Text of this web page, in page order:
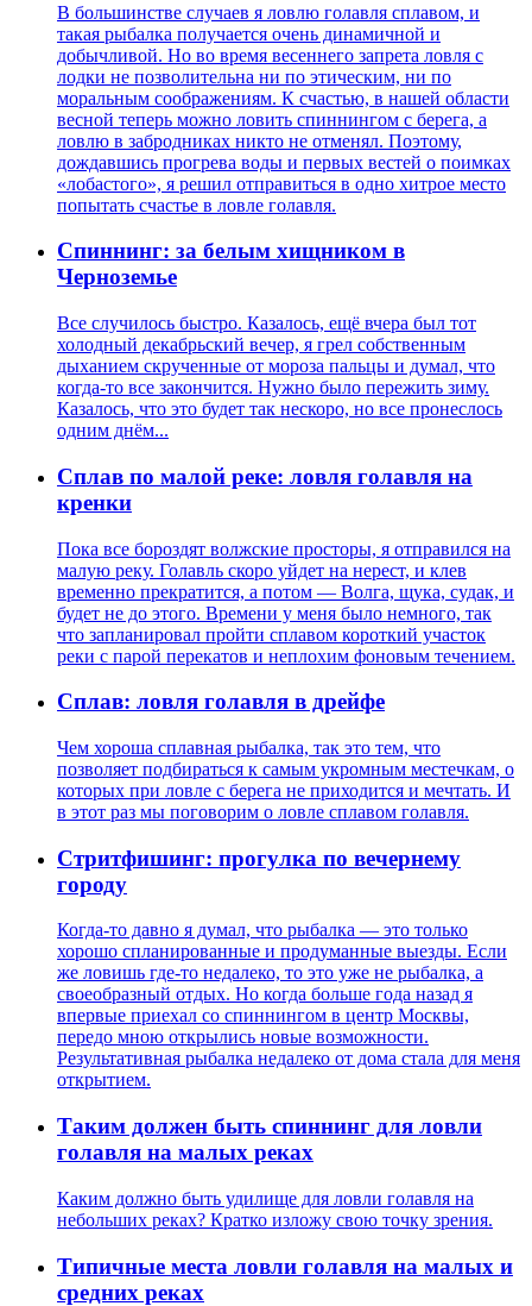
В большинстве случаев я ловлю голавля сплавом, и
такая рыбалка получается очень динамичной и
добычливой. Но во время весеннего запрета ловля с
лодки не позволительна ни по этическим, ни по
моральным соображениям. К счастью, в нашей области
весной теперь можно ловить спиннингом с берега, а
ловлю в забродниках никто не отменял. Поэтому,
дождавшись прогрева воды и первых вестей о поимках
«лобастого», я решил отправиться в одно хитрое место
попытать счастье в ловле голавля.
Спиннинг: за белым хищником в
Черноземье
Все случилось быстро. Казалось, ещё вчера был тот
холодный декабрьский вечер, я грел собственным
дыханием скрученные от мороза пальцы и думал, что
когда-то все закончится. Нужно было пережить зиму.
Казалось, что это будет так нескоро, но все пронеслось
одним днём...
Сплав по малой реке: ловля голавля на
кренки
Пока все бороздят волжские просторы, я отправился на
малую реку. Голавль скоро уйдет на нерест, и клев
временно прекратится, а потом — Волга, щука, судак, и
будет не до этого. Времени у меня было немного, так
что запланировал пройти сплавом короткий участок
реки с парой перекатов и неплохим фоновым течением.
Сплав: ловля голавля в дрейфе
Чем хороша сплавная рыбалка, так это тем, что
позволяет подбираться к самым укромным местечкам, о
которых при ловле с берега не приходится и мечтать. И
в этот раз мы поговорим о ловле сплавом голавля.
Стритфишинг: прогулка по вечернему
городу
Когда-то давно я думал, что рыбалка — это только
хорошо спланированные и продуманные выезды. Если
же ловишь где-то недалеко, то это уже не рыбалка, а
своеобразный отдых. Но когда больше года назад я
впервые приехал со спиннингом в центр Москвы,
передо мною открылись новые возможности.
Результативная рыбалка недалеко от дома стала для меня
открытием.
Таким должен быть спиннинг для ловли
голавля на малых реках
Каким должно быть удилище для ловли голавля на
небольших реках? Кратко изложу свою точку зрения.
Типичные места ловли голавля на малых и
средних реках